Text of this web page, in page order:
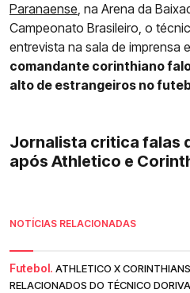
Paranaense, na Arena da
Campeonato Brasileiro, o
entrevista na sala de imprensa e
comandante corinthiano
alto de estrangeiros no
Jornalista critica falas
após Athletico e
NOTÍCIAS RELACIONADAS
Futebol. ATHLETICO X
RELACIONADOS DO TÉCNICO